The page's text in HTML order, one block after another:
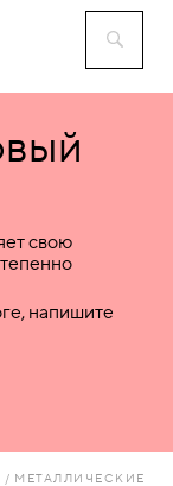
свою
напишите
МЕТАЛЛИЧЕСКИЕ